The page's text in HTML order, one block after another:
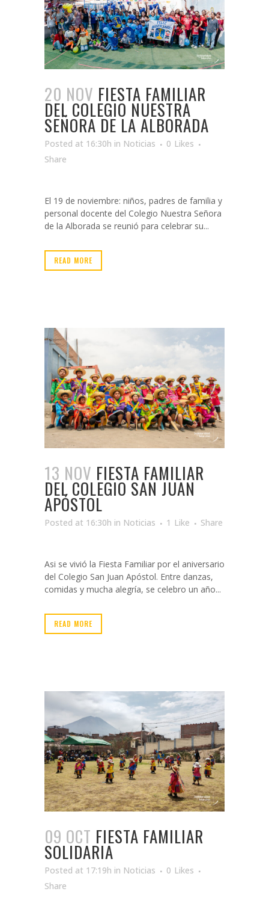
20 NOV FIESTA FAMILIAR
DEL COLEGIO NUESTRA
SEÑORA DE LA ALBORADA
Posted at 16:30h in Noticias 0 Likes
Share
El 19 de noviembre: niños, padres de familia y
personal docente del Colegio Nuestra Señora
de la Alborada se reunió para celebrar su...
READ MORE
13 NOV FIESTA FAMILIAR
DEL COLEGIO SAN JUAN
APÓSTOL
Posted at 16:30h in Noticias 1 Like Share
Asi se vivió la Fiesta Familiar por el aniversario
del Colegio San Juan Apóstol. Entre danzas,
comidas y mucha alegría, se celebro un año...
READ MORE
09 OCT FIESTA FAMILIAR
SOLIDARIA
Posted at 17:19h in Noticias 0 Likes
Share